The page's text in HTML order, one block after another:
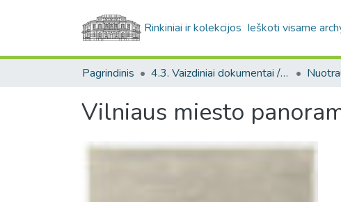
Rinkiniai ir kolekcijos Ieškoti visame
Pagrindinis 4.3. Vaizdiniai dokumentai / Visual documents
Vilniaus miesto